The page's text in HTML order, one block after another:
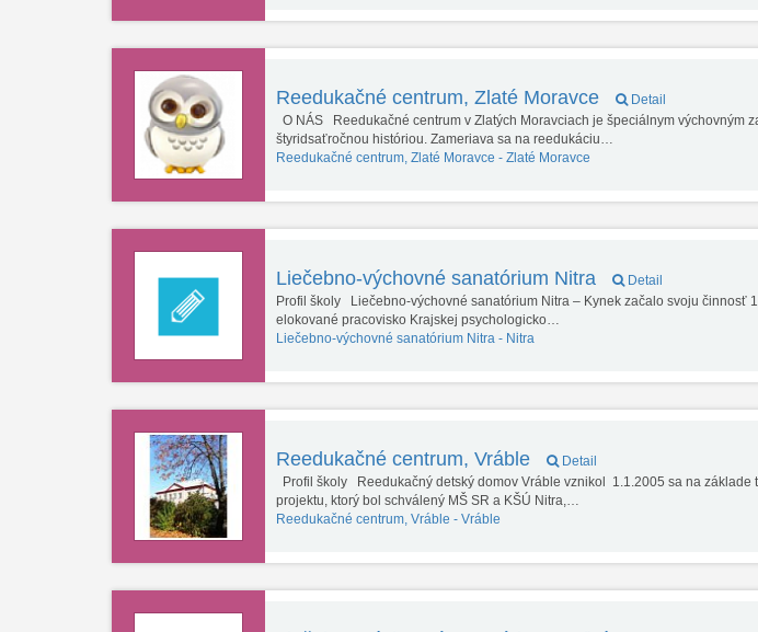
Reedukačné centrum, Zlaté Moravce
Detail
O NÁS Reedukačné centrum v Zlatých Moravciach je špeciálnym výchovným
štyridsaťročnou históriou. Zameriava sa na reedukáciu…
Reedukačné centrum, Zlaté Moravce - Zlaté Moravce
Liečebno-výchovné sanatórium Nitra
Detail
Profil školy Liečebno-výchovné sanatórium Nitra – Kynek začalo svoju činnosť
elokované pracovisko Krajskej psychologicko…
Liečebno-výchovné sanatórium Nitra - Nitra
Reedukačné centrum, Vráble
Detail
Profil školy Reedukačný detský domov Vráble vznikol 1.1.2005 sa na základe
projektu, ktorý bol schválený MŠ SR a KŠÚ Nitra,…
Reedukačné centrum, Vráble - Vráble